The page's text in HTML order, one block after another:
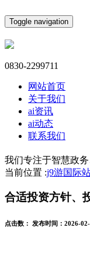
Toggle navigation
0830-2299711
网站首页
关于我们
ai资讯
ai动态
联系我们
我们专注于智慧政
当前位置 :j9游国际
合适投资方针、
点击数： 发布时间： 2026-